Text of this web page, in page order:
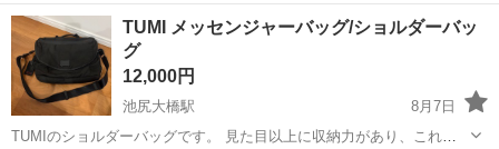
ますが、まだまだつかえると思います。 リュックの肩紐は収納できる
ので、オフィシャルな場では肩紐なくスッキリ見せることができま
す。 ポケットもたくさんで便利です。...
東京 世田谷区 リュック
TUMI メッセンジャーバッグ/ショルダーバッ
グ
12,000円
池尻大橋駅
8月7日
TUMIのショルダーバッグです。 見た目以上に収納力があり、これ一